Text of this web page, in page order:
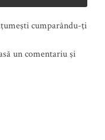
cumparându-ţi
un comentariu şi